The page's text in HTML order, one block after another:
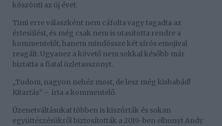
köszönti az új évet.
Timi erre válaszként nem cáfolta vagy tagadta az
értesülést, és még csak nem is utasította rendre a
kommentelőt, hanem mindössze két sírós emojival
reagált. Ugyanez a követő nem sokkal később már
biztatta a fiatal üzletasszonyt.
„Tudom, nagyon nehéz most, de lesz még kisbabád!
Kitartás” – írta a kommentelő.
Üzenetváltásukat többen is kiszúrták és sokan
együttérzésükről biztosították a 2019-ben elhunyt Andy